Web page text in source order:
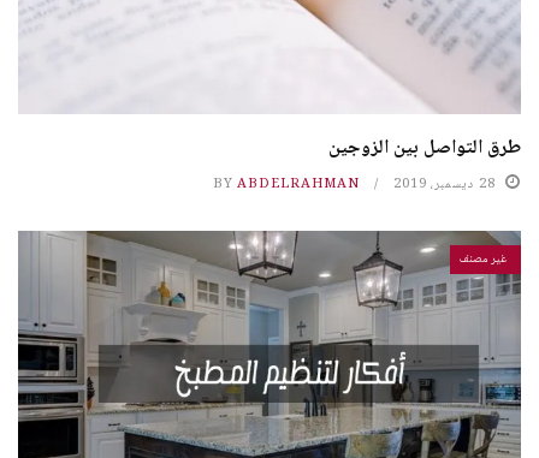
طرق التواصل بين الزوجين
28 ديسمبر، 2019 BY ABDELRAHMAN
غير مصنف